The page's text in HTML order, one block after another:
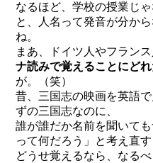
なるほど、学校の授業じ
と、人名って発音が分か
ね。
まあ、ドイツ人やフラン
ナ読みで覚えることにど
が。（笑）
昔、三国志の映画を英語
ずの三国志なのに、
誰が誰だか名前を聞いて
って何だろう」と考え直
どうせ覚えるなら、なる